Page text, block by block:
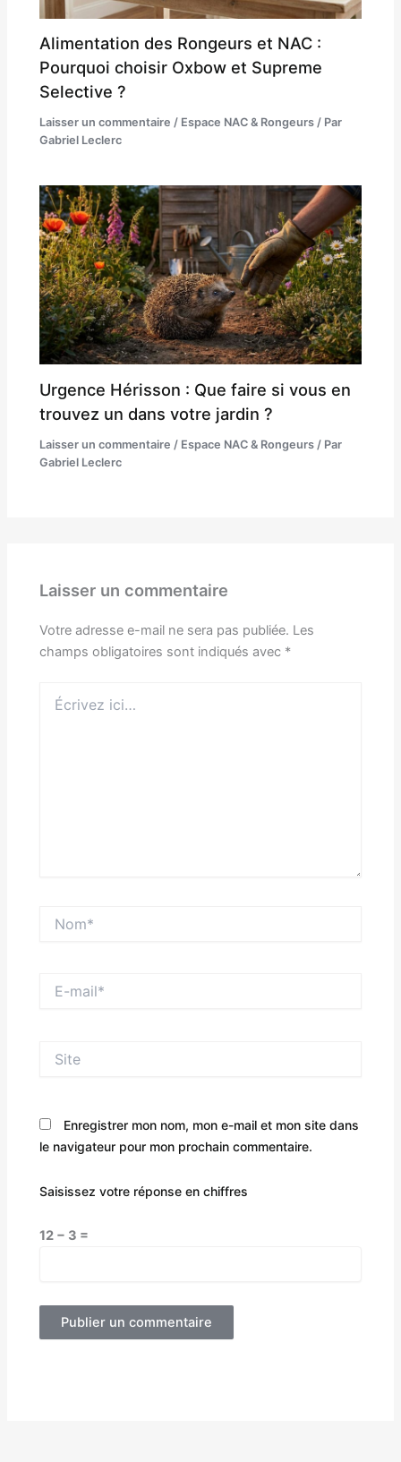
Alimentation des Rongeurs et NAC :
Pourquoi choisir Oxbow et Supreme
Selective ?
Laisser un commentaire / Espace NAC & Rongeurs / Par
Gabriel Leclerc
Urgence Hérisson : Que faire si vous en
trouvez un dans votre jardin ?
Laisser un commentaire / Espace NAC & Rongeurs / Par
Gabriel Leclerc
Laisser un commentaire
Votre adresse e-mail ne sera pas publiée. Les
champs obligatoires sont indiqués avec *
ici…
mail*
Enregistrer mon nom, mon e-mail et mon site dans
le navigateur pour mon prochain commentaire.
Saisissez votre réponse en chiffres
12 − 3 =